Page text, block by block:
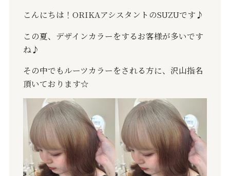
こんにちは！ORIKAアシスタントのSUZUです♪
この夏、デザインカラーをするお客様が多いです
ね♪
その中でもルーツカラーをされる方に、沢山指名
頂いております☆